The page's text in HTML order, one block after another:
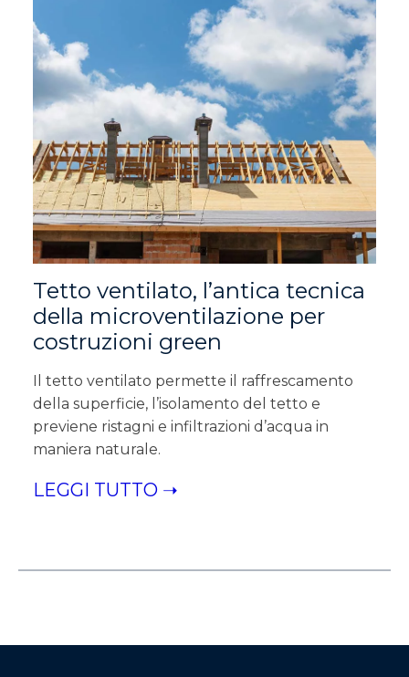
Tetto ventilato, l’antica tecnica
della microventilazione per
costruzioni green
Il tetto ventilato permette il raffrescamento
della superficie, l’isolamento del tetto e
previene ristagni e infiltrazioni d’acqua in
maniera naturale.
LEGGI TUTTO ➝